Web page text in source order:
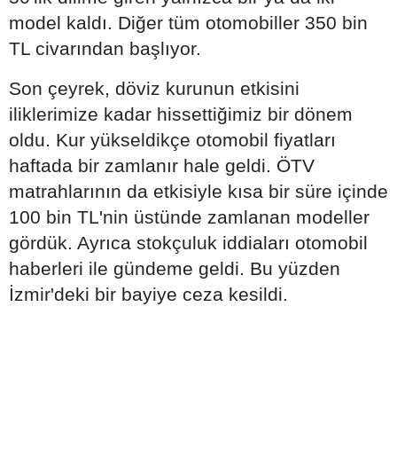
model kaldı. Diğer tüm otomobiller 350 bin
TL civarından başlıyor.
Son çeyrek, döviz kurunun etkisini
iliklerimize kadar hissettiğimiz bir dönem
oldu. Kur yükseldikçe otomobil fiyatları
haftada bir zamlanır hale geldi. ÖTV
matrahlarının da etkisiyle kısa bir süre içinde
100 bin TL'nin üstünde zamlanan modeller
gördük. Ayrıca stokçuluk iddiaları otomobil
haberleri ile gündeme geldi. Bu yüzden
İzmir'deki bir bayiye ceza kesildi.